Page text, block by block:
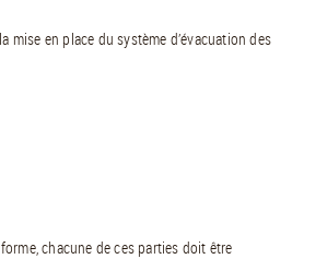
mise en place du système d’évacuation des
chacune de ces parties doit être